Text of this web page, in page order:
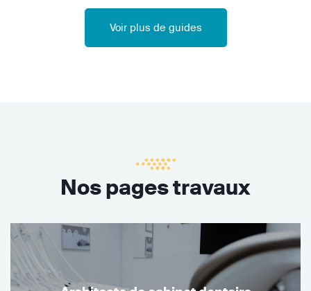
Voir plus de guides
Nos pages travaux